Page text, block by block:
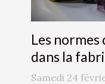
Les normes
dans la
accessoires
Samedi 24